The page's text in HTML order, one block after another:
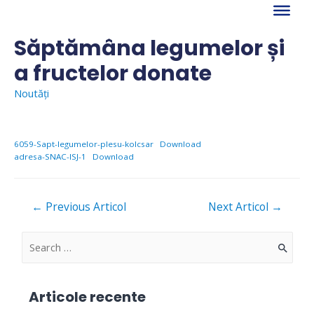
content
Săptămâna legumelor și
a fructelor donate
Noutăți
6059-Sapt-legumelor-plesu-kolcsar
Download
adresa-SNAC-ISJ-1
Download
Navigare
← Previous Articol Next Articol →
S
Articole recente